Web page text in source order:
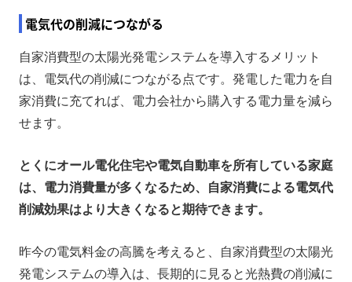
電気代の削減につながる
自家消費型の太陽光発電システムを導入するメリット
は、電気代の削減につながる点です。発電した電力を自
家消費に充てれば、電力会社から購入する電力量を減ら
せます。
とくにオール電化住宅や電気自動車を所有している家庭
は、電力消費量が多くなるため、自家消費による電気代
削減効果はより大きくなると期待できます。
昨今の電気料金の高騰を考えると、自家消費型の太陽光
発電システムの導入は、長期的に見ると光熱費の削減に